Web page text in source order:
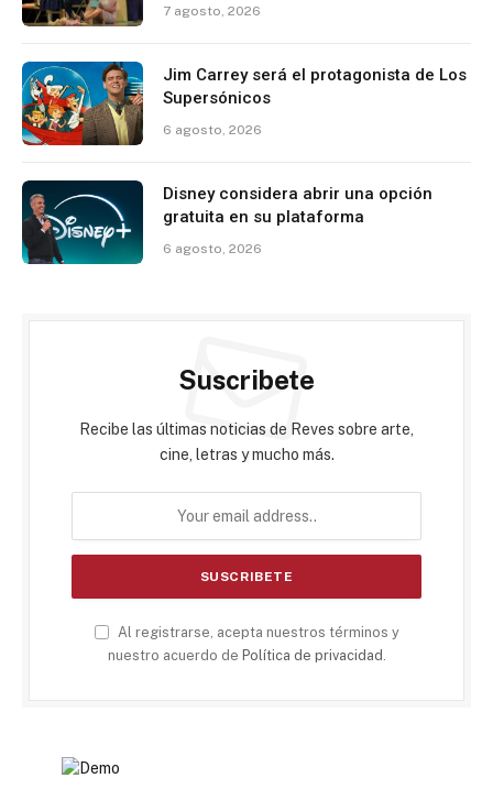
7 agosto, 2026
Jim Carrey será el protagonista de Los
Supersónicos
6 agosto, 2026
Disney considera abrir una opción
gratuita en su plataforma
6 agosto, 2026
Suscribete
Recibe las últimas noticias de Reves sobre arte,
cine, letras y mucho más.
Al registrarse, acepta nuestros términos y
nuestro acuerdo de Política de privacidad